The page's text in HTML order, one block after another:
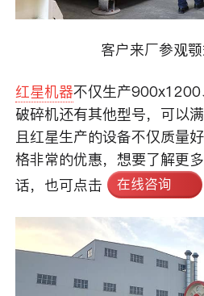
客户来厂参观
红星机器不仅生产
破碎机还有其他型号，可以
且红星生产的设备不仅质量
格非常的优惠，想要了解更
话，也可点击
在线咨询